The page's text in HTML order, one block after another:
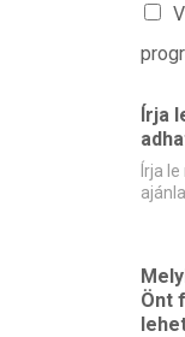
Írja
Önt